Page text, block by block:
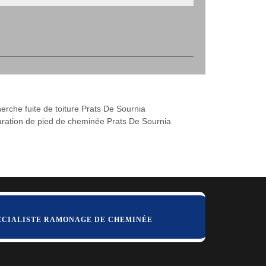
fuite de toiture Prats De Sournia
de pied de cheminée Prats De Sournia
RAMONAGE DE CHEMINÉE